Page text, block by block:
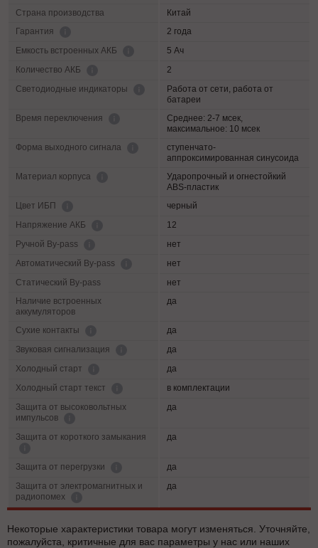
Страна производства
Китай
Гарантия
2 года
Емкость встроенных АКБ
5 Ач
Количество АКБ
2
Светодиодные индикаторы
Работа от сети, работа от
батареи
Время переключения
Среднее: 2-7 мсек,
максимальное: 10 мсек
Форма выходного сигнала
ступенчато-
аппроксимированная синусоида
Материал корпуса
Ударопрочный и огнестойкий
ABS-пластик
Цвет ИБП
черный
Напряжение АКБ
12
Ручной By-pass
нет
Автоматический By-pass
нет
Статический By-pass
нет
Наличие встроенных
аккумуляторов
да
Сухие контакты
да
Звуковая сигнализация
да
Холодный старт
да
Холодный старт текст
в комплектации
Защита от высоковольтных
импульсов
да
Защита от короткого замыкания да
Защита от перегрузки
да
Защита от электромагнитных и
радиопомех
да
Некоторые характеристики товара могут изменяться. Уточняйте,
пожалуйста, критичные для вас параметры у нас или наших